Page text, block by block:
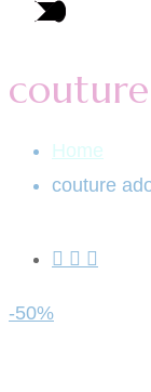
Home
couture
-50%